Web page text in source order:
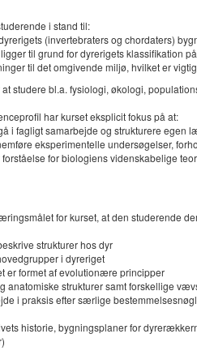
i stand til:
(invertebraters og chordaters)
til grund for dyrerigets klassifikation
til det omgivende miljø, hvilket er
studere bl.a. fysiologi, økologi,
har kurset eksplicit fokus på at:
i fagligt samarbejde og strukturere egen
eksperimentelle undersøgelser,
for biologiens videnskabelige
for kurset, at den studerende
strukturer hos dyr
i dyreriget
er formet af evolutionære principper
anatomiske strukturer samt forskellige
i praksis efter særlige
historie, bygningsplaner for